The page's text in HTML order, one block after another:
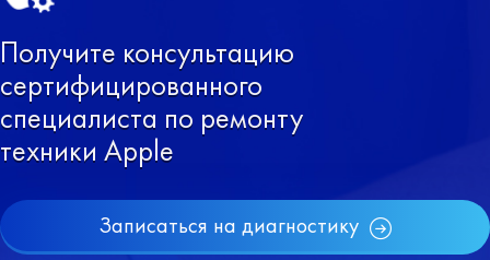
Получите консультацию
сертифицированного
специалиста по ремонту
техники Apple
Записаться на диагностику